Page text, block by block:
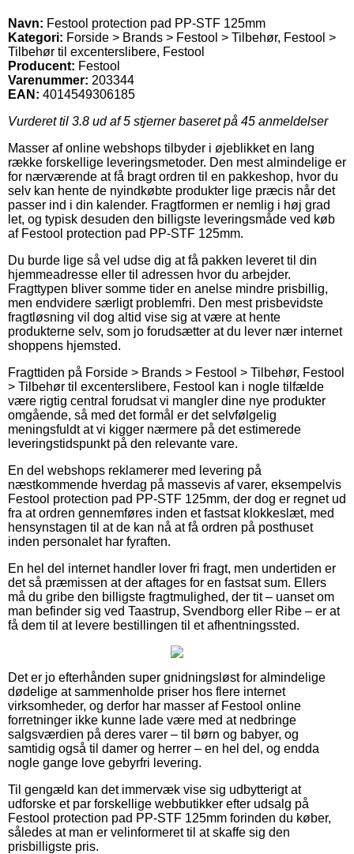
Navn: Festool protection pad PP-STF 125mm
Kategori: Forside > Brands > Festool > Tilbehør, Festool >
Tilbehør til excenterslibere, Festool
Producent: Festool
Varenummer: 203344
EAN: 4014549306185
Vurderet til 3.8 ud af 5 stjerner baseret på 45 anmeldelser
Masser af online webshops tilbyder i øjeblikket en lang
række forskellige leveringsmetoder. Den mest almindelige er
for nærværende at få bragt ordren til en pakkeshop, hvor du
selv kan hente de nyindkøbte produkter lige præcis når det
passer ind i din kalender. Fragtformen er nemlig i høj grad
let, og typisk desuden den billigste leveringsmåde ved køb
af Festool protection pad PP-STF 125mm.
Du burde lige så vel udse dig at få pakken leveret til din
hjemmeadresse eller til adressen hvor du arbejder.
Fragttypen bliver somme tider en anelse mindre prisbillig,
men endvidere særligt problemfri. Den mest prisbevidste
fragtløsning vil dog altid vise sig at være at hente
produkterne selv, som jo forudsætter at du lever nær internet
shoppens hjemsted.
Fragttiden på Forside > Brands > Festool > Tilbehør, Festool
> Tilbehør til excenterslibere, Festool kan i nogle tilfælde
være rigtig central forudsat vi mangler dine nye produkter
omgående, så med det formål er det selvfølgelig
meningsfuldt at vi kigger nærmere på det estimerede
leveringstidspunkt på den relevante vare.
En del webshops reklamerer med levering på
næstkommende hverdag på massevis af varer, eksempelvis
Festool protection pad PP-STF 125mm, der dog er regnet ud
fra at ordren gennemføres inden et fastsat klokkeslæt, med
hensynstagen til at de kan nå at få ordren på posthuset
inden personalet har fyraften.
En hel del internet handler lover fri fragt, men undertiden er
det så præmissen at der aftages for en fastsat sum. Ellers
må du gribe den billigste fragtmulighed, der tit – uanset om
man befinder sig ved Taastrup, Svendborg eller Ribe – er at
få dem til at levere bestillingen til et afhentningssted.
Det er jo efterhånden super gnidningsløst for almindelige
dødelige at sammenholde priser hos flere internet
virksomheder, og derfor har masser af Festool online
forretninger ikke kunne lade være med at nedbringe
salgsværdien på deres varer – til børn og babyer, og
samtidig også til damer og herrer – en hel del, og endda
nogle gange love gebyrfri levering.
Til gengæld kan det immervæk vise sig udbytterigt at
udforske et par forskellige webbutikker efter udsalg på
Festool protection pad PP-STF 125mm forinden du køber,
således at man er velinformeret til at skaffe sig den
prisbilligste pris.